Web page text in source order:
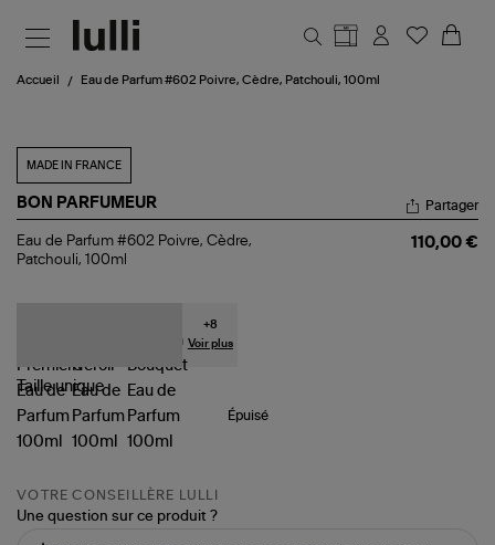
Accueil Eau de Parfum #602 Poivre, Cèdre, Patchouli, 100ml
MADE IN FRANCE
BON PARFUMEUR
Eau
de
Partager
Eau de Parfum #602 Poivre, Cèdre,
Patchouli, 100ml
110,00 €
+8
Voir plus
Tailleunique
Épuisé
VOTRE CONSEILLÈRE LULLI
Une question sur ce produit ?